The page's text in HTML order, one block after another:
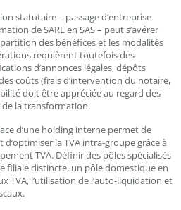
statutaire – passage d’entreprise
de SARL en SAS – peut s’avérer
des bénéfices et les modalités
requièrent toutefois des
d’annonces légales, dépôts
coûts (frais d’intervention du notaire,
doit être appréciée au regard des
la transformation.
d’une holding interne permet de
d’optimiser la TVA intra-groupe grâce à
TVA. Définir des pôles spécialisés
filiale distincte, un pôle domestique en
TVA, l’utilisation de l’auto-liquidation et